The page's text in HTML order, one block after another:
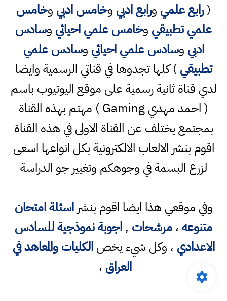
(رابع علمي ورابع ادبي وخامس ادبي وخامس
علمي تطبيقي وخامس علمي احيائي وسادس
ادبي وسادس علمي احيائي وسادس علمي
تطبيقي) كلها تجدوها في قناتي الرسمية وايضا
لدي قناة ثانية رسمية على موقع اليوتيوب باسم
( احمد مهدي Gaming ) مهتم بهذه القناة
بمجتمع يختلف عن القناة الاولى في هذه القناة
اقوم بنشر الالعاب الالكترونية بكل انواعها اسعى
لزرع البسمة في وجوهكم وتغيير جو الدراسة
وفي موقعي هذا ايضا اقوم بنشراسئلة امتحان
متنوعه،مرشحات ,اجوبة نموذجية للسادس
الاعدادي ، وكل شيء يخصالكليات والمعاهد في
العراق ،